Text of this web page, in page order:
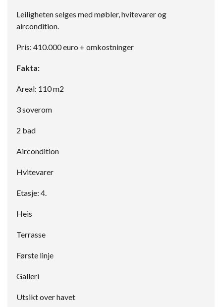
Leiligheten selges med møbler, hvitevarer og
aircondition.
Pris: 410.000 euro + omkostninger
Fakta:
Areal: 110 m2
3 soverom
2 bad
Aircondition
Hvitevarer
Etasje: 4.
Heis
Terrasse
Første linje
Galleri
Utsikt over havet